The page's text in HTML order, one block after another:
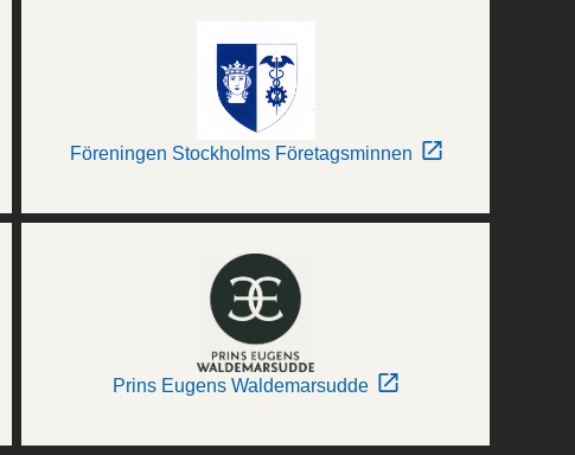
Föreningen Stockholms Företagsminnen
Prins Eugens Waldemarsudde